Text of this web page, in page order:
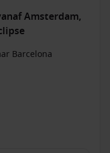
Amsterdam,
Barcelona